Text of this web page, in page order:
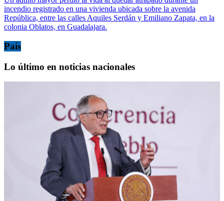
incendio registrado en una vivienda ubicada sobre la avenida
República, entre las calles Aquiles Serdán y Emiliano Zapata, en la
colonia Oblatos, en Guadalajara.
País
Lo último en noticias nacionales